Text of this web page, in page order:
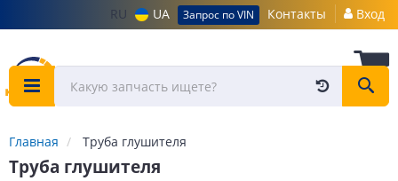
RU UA Запрос по VIN Контакты Вход
Главная Труба глушителя
Труба глушителя